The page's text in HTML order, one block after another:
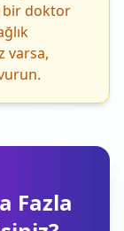
bir doktor
varsa,
Fazla